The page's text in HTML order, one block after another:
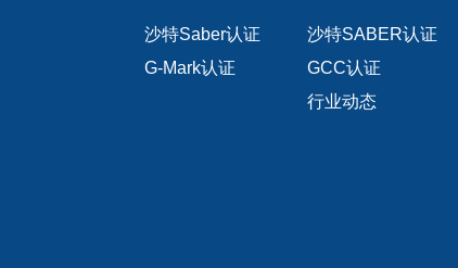
沙特Saber认证
G-Mark认证
沙特SABER认证
GCC认证
行业动态